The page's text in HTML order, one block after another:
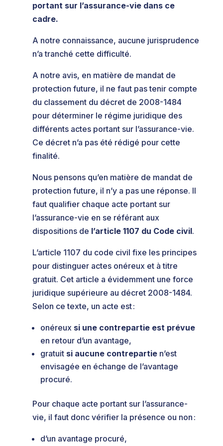
portant sur l’assurance-vie dans ce
cadre.
A notre connaissance, aucune jurisprudence
n’a tranché cette difficulté.
A notre avis, en matière de mandat de
protection future, il ne faut pas tenir compte
du classement du décret de 2008-1484
pour déterminer le régime juridique des
différents actes portant sur l’assurance-vie.
Ce décret n’a pas été rédigé pour cette
finalité.
Nous pensons qu’en matière de mandat de
protection future, il n’y a pas une réponse. Il
faut qualifier chaque acte portant sur
l’assurance-vie en se référant aux
dispositions de l’article 1107 du Code civil.
L’article 1107 du code civil fixe les principes
pour distinguer actes onéreux et à titre
gratuit. Cet article a évidemment une force
juridique supérieure au décret 2008-1484.
Selon ce texte, un acte est :
onéreux si une contrepartie est prévue
en retour d’un avantage,
gratuit si aucune contrepartien’est
envisagée en échange de l’avantage
procuré.
Pour chaque acte portant sur l’assurance-
vie, il faut donc vérifier la présence ou non :
d’un avantage procuré,